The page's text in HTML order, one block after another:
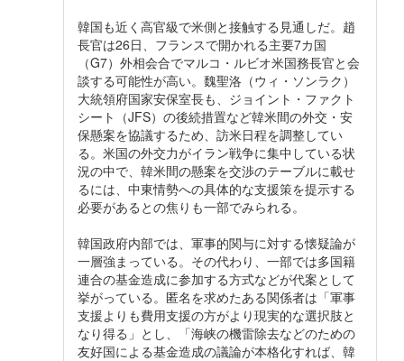
韓国も近く高官級で米側と接触する見通しだ。趙
長官は26日、フランスで開かれる主要7カ国
（G7）外相会合でマルコ・ルビオ米国務長官と会
談する可能性が高い。魏聖洛（ウィ・ソンラク）
大統領府国家安保室長も、ジョイント・ファクト
シート（JFS）の後続措置など韓米間の外交・安
保懸案を協議するため、訪米日程を調整してい
る。米国の外交力がイラン戦争に集中している状
況の中で、韓米間の懸案を交渉のテーブルに載せ
るには、中東情勢への具体的な支援策を提示する
必要があるとの焦りも一部でみられる。
韓国政府内部では、軍事的関与に対する懐疑論が
一層強まっている。その代わり、一部では多国籍
連合の基金造成に参加する方式などが代案として
挙がっている。匿名を求めたある関係者は「軍事
支援よりも費用支援の方がより現実的な選択肢と
なり得る」とし、「海峡の機雷除去などのための
友好国による基金造成の議論が本格化すれば、韓